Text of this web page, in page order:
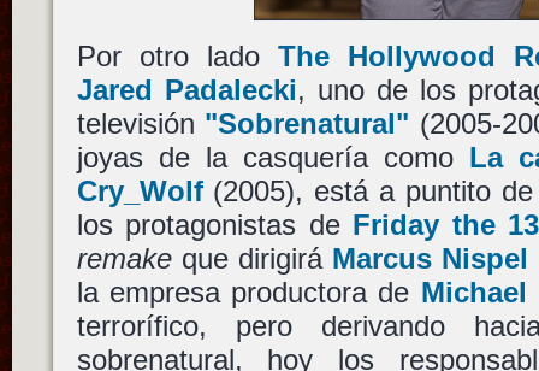
Por otro lado The Hollywood
Jared Padalecki, uno de los
televisión "Sobrenatural" (2005-
joyas de la casquería como La
Cry_Wolf(2005), está a puntito
los protagonistas de Friday the
remakeque dirigirá Marcus Nispel
la empresa productora de Michael
terrorífico, pero derivando
sobrenatural, hoy los